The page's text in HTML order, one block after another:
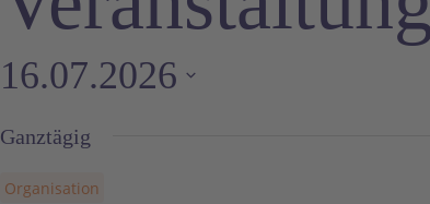
16.07.2026
wählen.
Ganztägig
Organisation